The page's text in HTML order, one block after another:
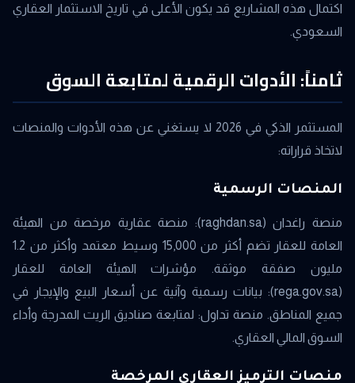
اكتمال هذه المشاريع قد يكون الأعلى في تاريخ الاستثمار العقاري
السعودي.
ثامناً: الأدوات الرقمية لمتابعة السوق
المستثمر الذكي في 2026 لا يستغني عن هذه الأدوات والمنصات
لاتخاذ قراراته:
المنصات الرسمية
منصة راغدان (raghdan.sa): منصة عقارية مرخصة من الهيئة
العامة للعقار تضم أكثر من 15,000 وسيط معتمد وأكثر من 1.2
مليون صفقة موثقة. مؤشرات الهيئة العامة للعقار
(rega.gov.sa): بيانات رسمية وآنية عن أسعار البيع والإيجار في
جميع المناطق. منصة تداول: لمتابعة صناديق الريت المدرجة وأداء
السوق المالي العقاري.
منصات الترميز العقاري المرخصة